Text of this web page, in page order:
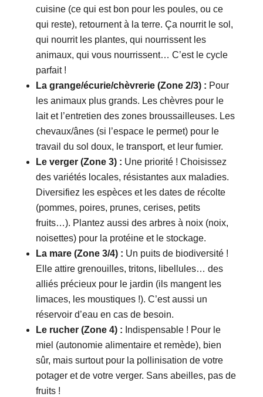
cuisine (ce qui est bon pour les poules, ou ce
qui reste), retournent à la terre. Ça nourrit le sol,
qui nourrit les plantes, qui nourrissent les
animaux, qui vous nourrissent… C’est le cycle
parfait !
La grange/écurie/chèvrerie (Zone 2/3) : Pour
les animaux plus grands. Les chèvres pour le
lait et l’entretien des zones broussailleuses. Les
chevaux/ânes (si l’espace le permet) pour le
travail du sol doux, le transport, et leur fumier.
Le verger (Zone 3) : Une priorité ! Choisissez
des variétés locales, résistantes aux maladies.
Diversifiez les espèces et les dates de récolte
(pommes, poires, prunes, cerises, petits
fruits…). Plantez aussi des arbres à noix (noix,
noisettes) pour la protéine et le stockage.
La mare (Zone 3/4) : Un puits de biodiversité !
Elle attire grenouilles, tritons, libellules… des
alliés précieux pour le jardin (ils mangent les
limaces, les moustiques !). C’est aussi un
réservoir d’eau en cas de besoin.
Le rucher (Zone 4) : Indispensable ! Pour le
miel (autonomie alimentaire et remède), bien
sûr, mais surtout pour la pollinisation de votre
potager et de votre verger. Sans abeilles, pas de
fruits !